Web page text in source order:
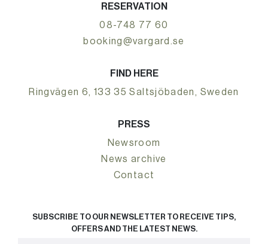
RESERVATION
08-748 77 60
booking@vargard.se
FIND HERE
Ringvägen 6, 133 35 Saltsjöbaden, Sweden
PRESS
Newsroom
News archive
Contact
SUBSCRIBE TO OUR NEWSLETTER TO RECEIVE TIPS,
OFFERS AND THE LATEST NEWS.